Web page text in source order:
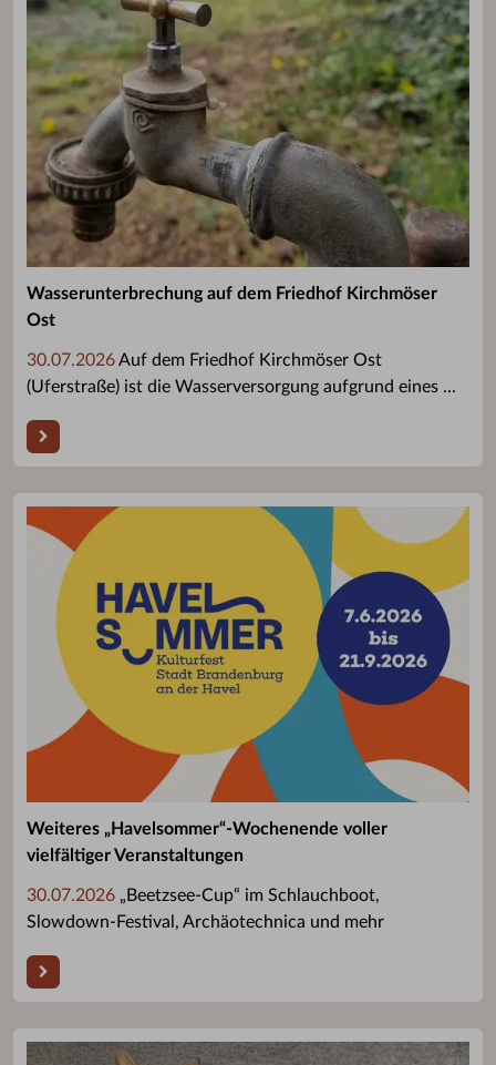
Wasserunterbrechung auf dem Friedhof Kirchmöser
Ost
30.07.2026Auf dem Friedhof Kirchmöser Ost
(Uferstraße) ist die Wasserversorgung aufgrund eines ...
Weiteres „Havelsommer“-Wochenende voller
vielfältiger Veranstaltungen
30.07.2026 „Beetzsee-Cup“ im Schlauchboot,
Slowdown-Festival, Archäotechnica und mehr